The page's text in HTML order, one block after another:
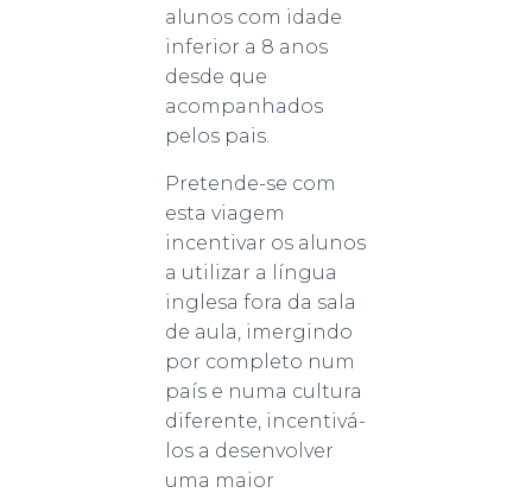
alunos com idade
inferior a 8 anos
desde que
acompanhados
pelos pais.
Pretende-se com
esta viagem
incentivar os alunos
a utilizar a língua
inglesa fora da sala
de aula, imergindo
por completo num
país e numa cultura
diferente, incentivá-
los a desenvolver
uma maior